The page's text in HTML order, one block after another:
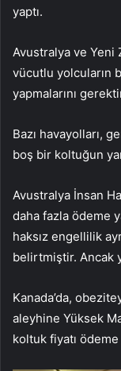
yaptı.
Avustralya ve Yeni
vücutlu yolcuların
yapmalarını
Bazı havayolları,
boş bir koltuğun
Avustralya İnsan
daha fazla ödeme
haksız engellilik
belirtmiştir. Ancak
Kanada’da,
aleyhine Yüksek
koltuk fiyatı ödeme